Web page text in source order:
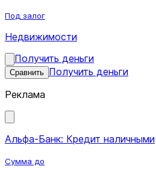
Под залог
Недвижимости
Получить деньги
Сравнить Получить деньги
Реклама
Альфа-Банк: Кредит наличными
Сумма до